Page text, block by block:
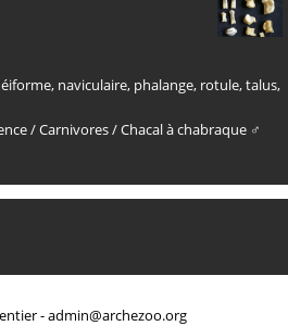
, naviculaire, phalange, rotule,talus,
/Carnivores/Chacal à chabraque ♂
-admin@archezoo.org